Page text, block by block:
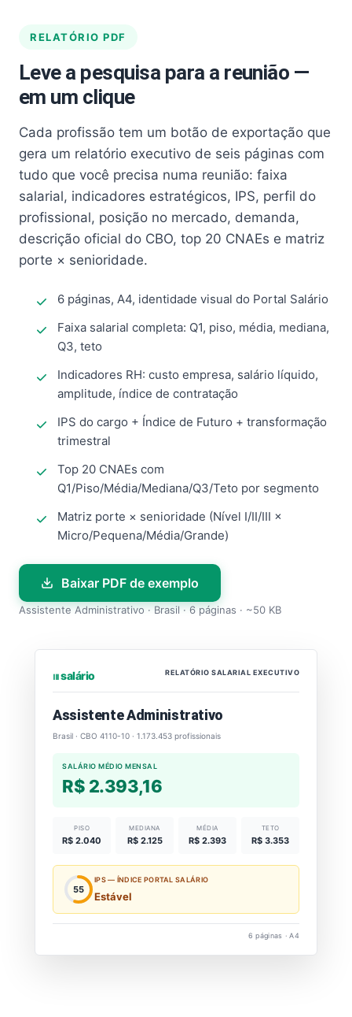
RELATÓRIO PDF
Leve a pesquisa para a reunião —
em um clique
Cada profissão tem um botão de exportação que
gera um relatório executivo de seis páginas com
tudo que você precisa numa reunião: faixa
salarial, indicadores estratégicos, IPS, perfil do
profissional, posição no mercado, demanda,
descrição oficial do CBO, top 20 CNAEs e matriz
porte × senioridade.
6 páginas, A4, identidade visual do Portal Salário
Faixa salarial completa: Q1, piso, média, mediana,
Q3, teto
Indicadores RH: custo empresa, salário líquido,
amplitude, índice de contratação
IPS do cargo + Índice de Futuro + transformação
trimestral
Top 20 CNAEs com
Q1/Piso/Média/Mediana/Q3/Teto por segmento
Matriz porte × senioridade (Nível I/II/III ×
Micro/Pequena/Média/Grande)
Baixar PDF de exemplo
Assistente Administrativo · Brasil · 6 páginas · ~50 KB
⏐⏐⏐ salário RELATÓRIO SALARIAL EXECUTIVO
Assistente Administrativo
Brasil · CBO 4110-10 · 1.173.453 profissionais
SALÁRIO MÉDIO MENSAL
R$ 2.393,16
PISO
R$ 2.040
MEDIANA
R$ 2.125
MÉDIA
R$ 2.393
TETO
R$ 3.353
55
IPS — ÍNDICE PORTAL SALÁRIO
Estável
6 páginas · A4